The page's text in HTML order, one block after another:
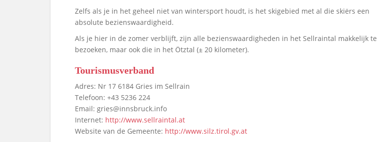
Zelfs als je in het geheel niet van wintersport houdt, is het skigebied met al die skiërs een
absolute bezienswaardigheid.
Als je hier in de zomer verblijft, zijn alle bezienswaardigheden in het Sellraintal makkelijk te
bezoeken, maar ook die in het Ötztal (± 20 kilometer).
Tourismusverband
Adres: Nr 17 6184 Gries im Sellrain
Telefoon: +43 5236 224
Email: gries@innsbruck.info
Internet: http://www.sellraintal.at
Website van de Gemeente: http://www.silz.tirol.gv.at